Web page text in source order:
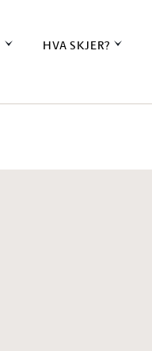
HVA SKJER?